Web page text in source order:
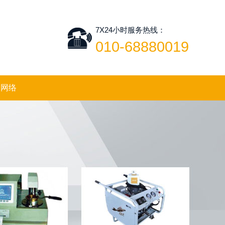
7X24小时服务热线：
010-68880019
络